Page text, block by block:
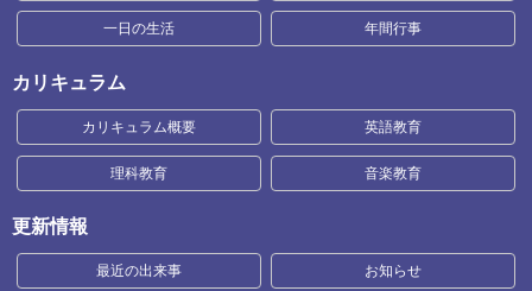
一日の生活 年間行事
カリキュラム
カリキュラム概要 英語教育
理科教育 音楽教育
更新情報
最近の出来事 お知らせ